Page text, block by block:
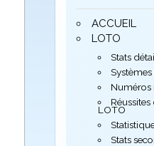
ACCUEIL
LOTO
Stats
LOTO
Stats